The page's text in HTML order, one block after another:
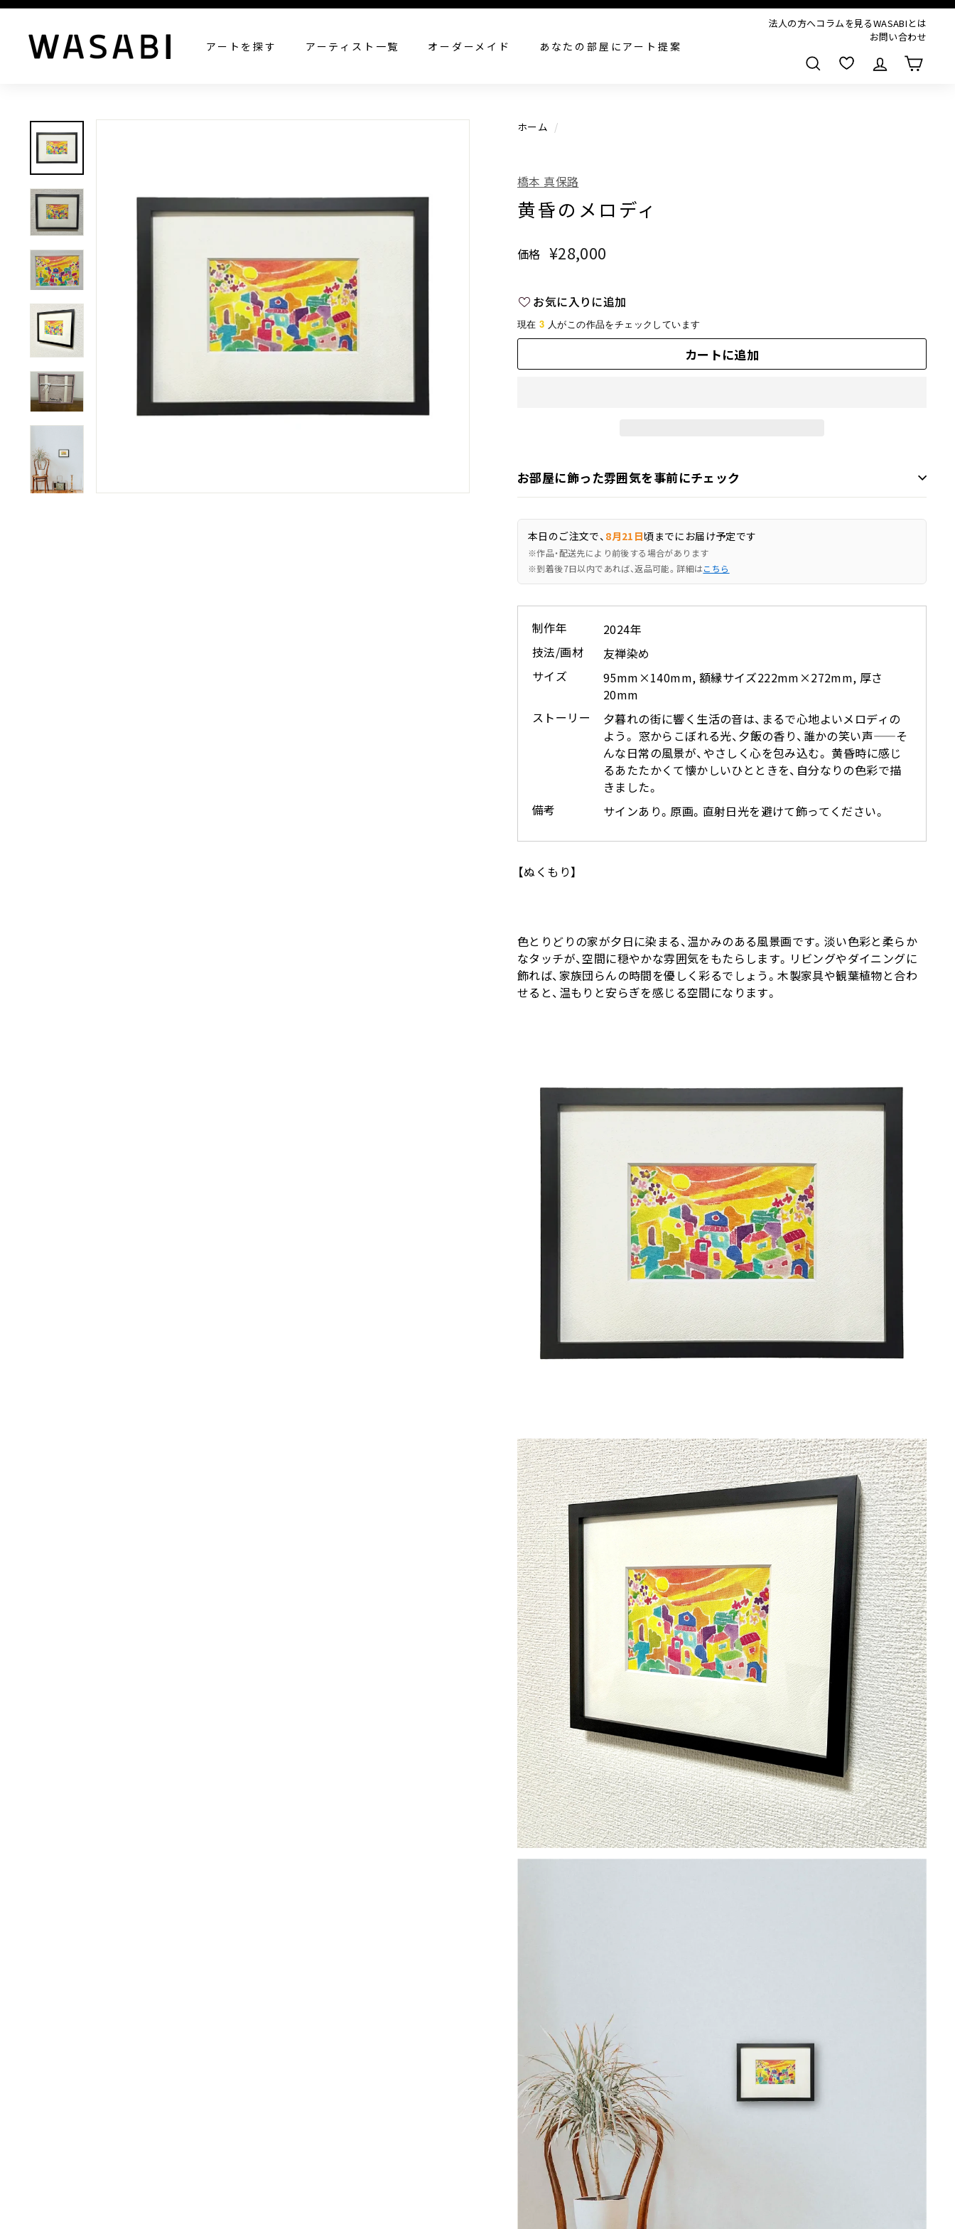
すべての作品を見る
W
A
B
アートを探す アーティスト一覧 オーダーメイド あなたの部屋にアート提案
法人の方へコラムを見るWASABIとは
お問い合わせ
検索
ホーム /
橋本 真保路
黄昏のメロディ
価格
通
価
格
¥28,000
お気に入りに追加
現在 3 人がこの作品をチェックしています
カートに追加
お部屋に飾った雰囲気を事前にチェック
本日のご注文で、 8月21日頃までにお届け予定です
※作品・配送先により前後する場合があります
※到着後7日以内であれば、返品可能。詳細はこちら
制作年
2024年
技法/画材
友禅染め
サイズ
95mm×140mm, 額縁サイズ222mm×272mm, 厚さ
20mm
ストーリー
夕暮れの街に響く生活の音は、まるで心地よいメロディの
よう。 窓からこぼれる光、夕飯の香り、誰かの笑い声——そ
んな日常の風景が、やさしく心を包み込む。 黄昏時に感じ
るあたたかくて懐かしいひとときを、自分なりの色彩で描
きました。
備考
サインあり。原画。直射日光を避けて飾ってください。
【ぬくもり】
色とりどりの家が夕日に染まる、温かみのある風景画です。淡い色彩と柔らか
なタッチが、空間に穏やかな雰囲気をもたらします。リビングやダイニングに
飾れば、家族団らんの時間を優しく彩るでしょう。木製家具や観葉植物と合わ
せると、温もりと安らぎを感じる空間になります。